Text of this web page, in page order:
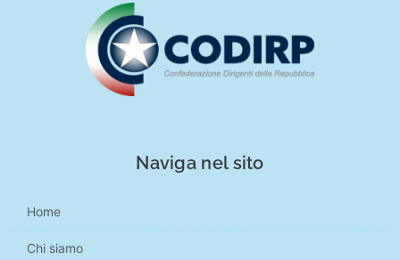
Naviga nel sito
Home
Chi siamo